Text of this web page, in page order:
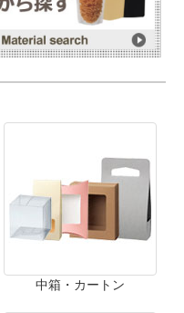
中箱・カートン